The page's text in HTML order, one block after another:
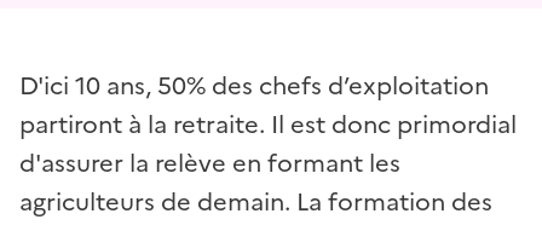
D'ici 10 ans, 50% des chefs d’exploitation
partiront à la retraite. Il est donc primordial
d'assurer la relève en formant les
agriculteurs de demain. La formation des